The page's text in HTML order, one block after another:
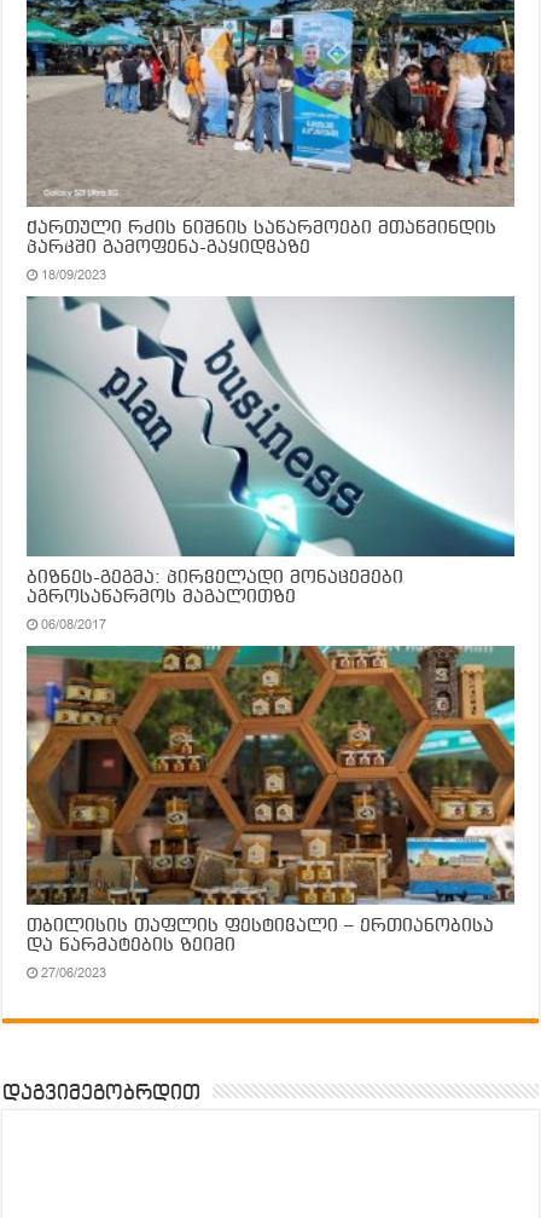
ქართული რძის ნიშნის საწარმოები მთაწმინდის
პარკში გამოფენა-გაყიდვაზე
18/09/2023
ბიზნეს-გეგმა: პირველადი მონაცემები
აგროსაწარმოს მაგალითზე
06/08/2017
თბილისის თაფლის ფესტივალი – ერთიანობისა
და წარმატების ზეიმი
27/06/2023
დაგვიმეგობრდით